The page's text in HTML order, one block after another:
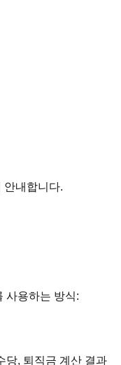
안내합니다.
사용하는 방식:
당, 퇴직금 계산 결과